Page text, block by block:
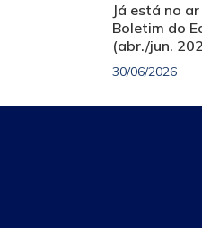
Já está no
Boletim do
(abr./jun.
30/06/2026